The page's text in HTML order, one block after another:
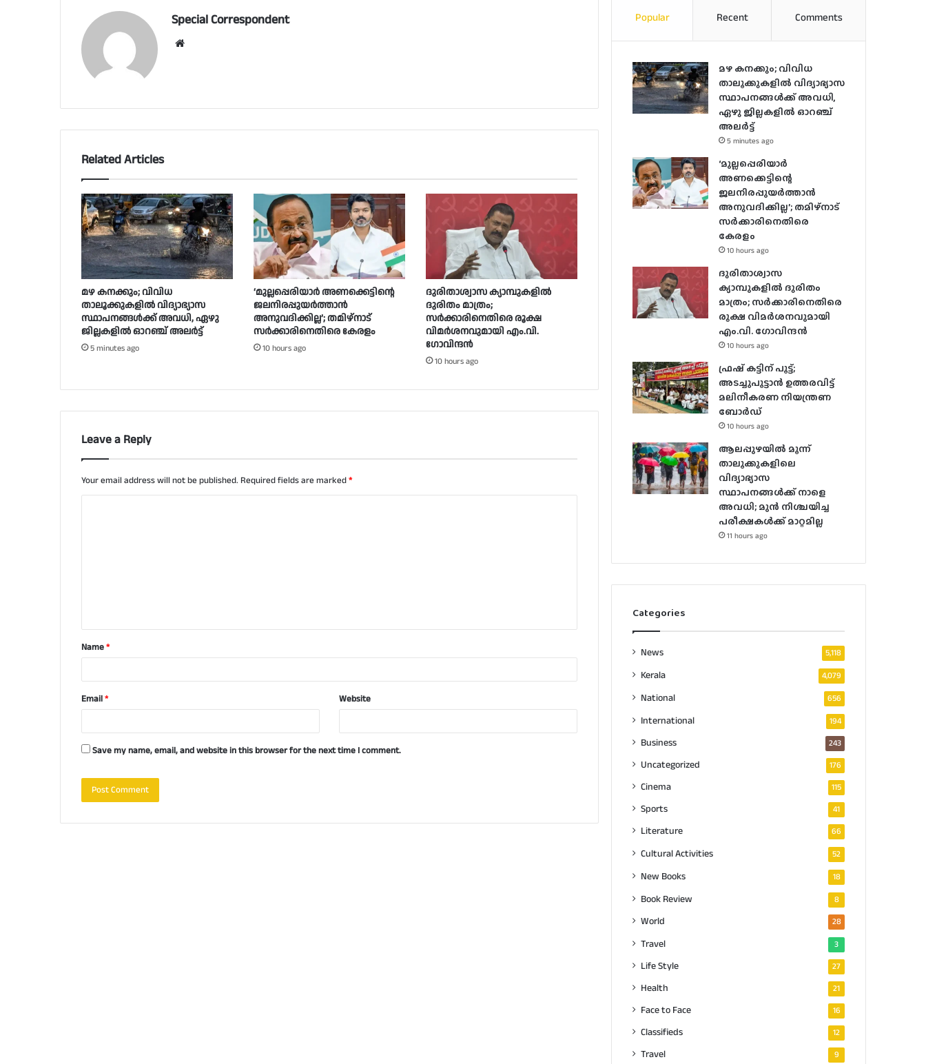
Special Correspondent
Related Articles
മഴ കനക്കും; വിവിധ
താലൂക്കുകളില്‍ വിദ്യാഭ്യാസ
സ്ഥാപനങ്ങള്‍ക്ക് അവധി, ഏഴു
ജില്ലകളില്‍ ഓറഞ്ച് അലർ‌ട്ട്
5 minutes ago
‘മുല്ലപ്പെരിയാർ അണക്കെട്ടിന്റെ
ജലനിരപ്പുയർത്താൻ
അനുവദിക്കില്ല’; തമിഴ്‌നാട്
സർക്കാരിനെതിരെ കേരളം
10 hours ago
ദുരിതാശ്വാസ ക്യാമ്പുകളിൽ
ദുരിതം മാത്രം;
സർക്കാരിനെതിരെ രൂക്ഷ
വിമർശനവുമായി എം.വി.
ഗോവിന്ദൻ
10 hours ago
Leave a Reply
Your email address will not be published. Required fields are marked*
t
*Name*
Email* Website
Save my name, email, and website in this browser for the next time I comment.
Popular Recent Comments
മഴ കനക്കും; വിവിധ
താലൂക്കുകളില്‍ വിദ്യാഭ്യാസ
സ്ഥാപനങ്ങള്‍ക്ക് അവധി,
ഏഴു ജില്ലകളില്‍ ഓറഞ്ച്
അലർ‌ട്ട്
5 minutes ago
‘മുല്ലപ്പെരിയാർ
അണക്കെട്ടിന്റെ
ജലനിരപ്പുയർത്താൻ
അനുവദിക്കില്ല’; തമിഴ്‌നാട്
സർക്കാരിനെതിരെ
കേരളം
10 hours ago
ദുരിതാശ്വാസ
ക്യാമ്പുകളിൽ ദുരിതം
മാത്രം; സർക്കാരിനെതിരെ
രൂക്ഷ വിമർശനവുമായി
എം.വി. ഗോവിന്ദൻ
10 hours ago
ഫ്രഷ് കട്ടിന് പൂട്ട്;
അടച്ചുപൂട്ടാന്‍ ഉത്തരവിട്ട്
മലിനീകരണ നിയന്ത്രണ
ബോര്‍ഡ്
10 hours ago
ആലപ്പുഴയിൽ മൂന്ന്
താലൂക്കുകളിലെ
വിദ്യാഭ്യാസ
സ്ഥാപനങ്ങൾക്ക് നാളെ
അവധി; മുൻ നിശ്ചയിച്ച
പരീക്ഷകൾക്ക് മാറ്റമില്ല
11 hours ago
Categories
News 5,118
Kerala 4,079
National 656
International 194
Business 243
Uncategorized 176
Cinema 115
Sports 41
Literature 66
Cultural Activities 52
New Books 18
Book Review 8
World 28
Travel 3
Life Style 27
Health 21
Face to Face 16
Classifieds 12
Travel 9